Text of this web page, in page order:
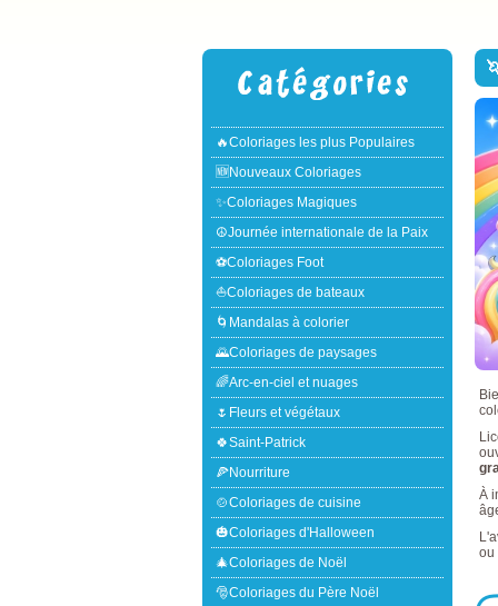
🔥Coloriages les plus Populaires
🆕Nouveaux Coloriages
✨Coloriages Magiques
☮Journée internationale de la Paix
⚽Coloriages Foot
⛵Coloriages de bateaux
🌀Mandalas à colorier
🌄Coloriages de paysages
🌈Arc-en-ciel et nuages
🌷Fleurs et végétaux
🍀Saint-Patrick
🍕Nourriture
🍲Coloriages de cuisine
🎃Coloriages d'Halloween
🎄Coloriages de Noël
🎅Coloriages du Père Noël
À
ou